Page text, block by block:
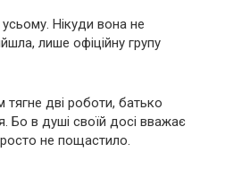
Нікуди вона не
лише офіційну групу
дві роботи, батько
Бо в душі своїй досі вважає
не пощастило.